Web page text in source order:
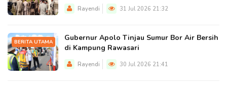
Rayendi 31 Jul 2026 21:32
BERITA UTAMA
Gubernur Apolo Tinjau Sumur Bor Air Bersih
di Kampung Rawasari
Rayendi 30 Jul 2026 21:41